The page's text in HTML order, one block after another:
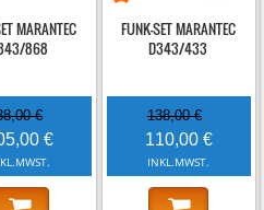
MARANTEC
868
€
€
FUNK-SET MARANTEC
D343/433
138,00 €
110,00 €
INKL.MWST.